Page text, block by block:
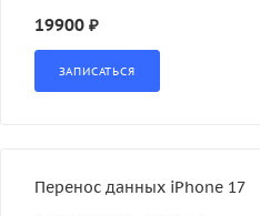
19900 ₽
Перенос данных iPhone 17